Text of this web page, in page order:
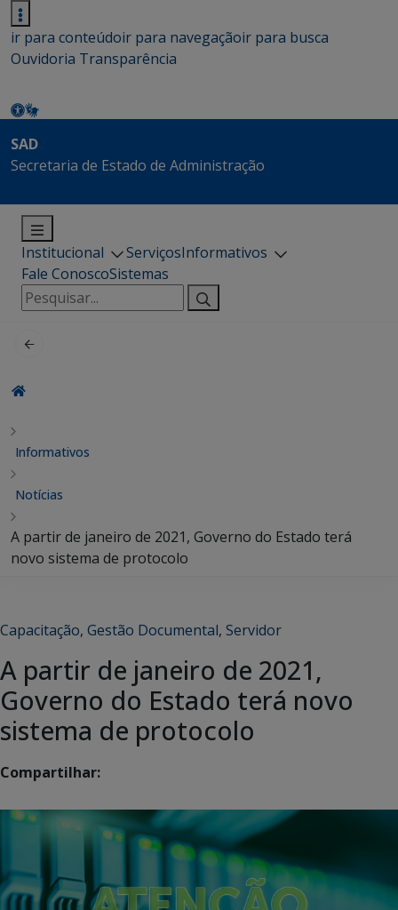
ir para conteúdoir para navegaçãoir para busca
Ouvidoria Transparência
SAD
Secretaria de Estado de Administração
Institucional ServiçosInformativos
Fale ConoscoSistemas
Pesquisar
por:
Informativos
Notícias
A partir de janeiro de 2021, Governo do Estado terá
novo sistema de protocolo
Capacitação, Gestão Documental, Servidor
A partir de janeiro de 2021,
Governo do Estado terá novo
sistema de protocolo
Compartilhar: